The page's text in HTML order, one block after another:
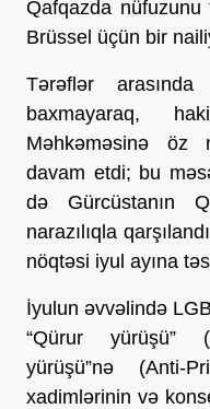
Qafqazda nüfuzunu
Brüssel üçün bir
Tərəflər
baxmayaraq,
Məhkəməsinə öz
davam etdi; bu
də Gürcüstanın
narazılıqla
nöqtəsi iyul ayına
İyulun əvvəlində
“Qürur yürüşü”
yürüşü”nə (Anti-
xadimlərinin və